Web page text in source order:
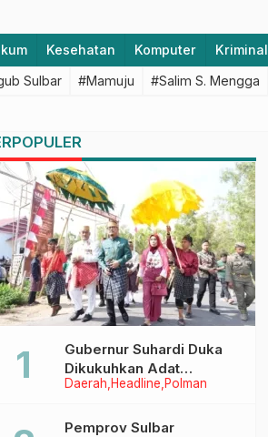
Kesehatan Komputer Kriminal
Sulbar #Mamuju #Salim S. Mengga
Daerah Headline Polman
Gubernur Suhardi Duka
Dikukuhkan Adat
Balanipa, Raih Gelar Sulo
Pemprov Sulbar